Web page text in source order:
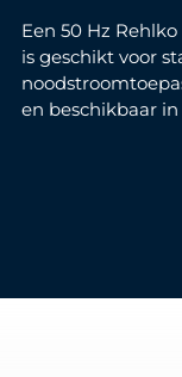
Een 50 Hz
is geschikt voor
en beschikbaar